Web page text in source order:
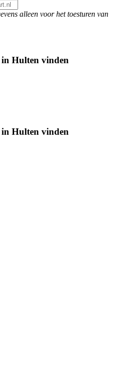
alleen voor het toesturen van
Hulten vinden
Hulten vinden